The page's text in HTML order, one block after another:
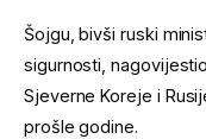
Šojgu, bivši ruski
sigurnosti,
Sjeverne Koreje i
prošle godine.